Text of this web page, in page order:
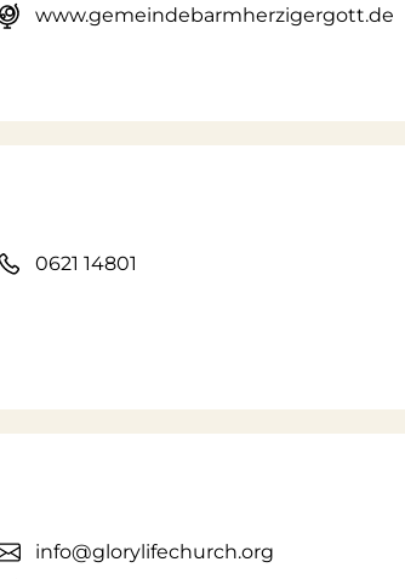
www.gemeindebarmherzigergott.de
0621 14801
info@glorylifechurch.org